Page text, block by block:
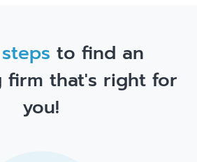
to find an
firm that's right for
you!